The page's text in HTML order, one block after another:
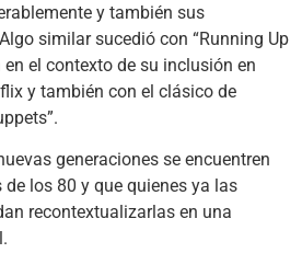
y también sus
similar sucedió con “Running Up
el contexto de su inclusión en
y también con el clásico de
generaciones se encuentren
los 80 y que quienes ya las
recontextualizarlas en una